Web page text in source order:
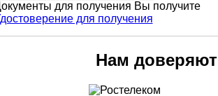
Вы получите
Нам доверяют